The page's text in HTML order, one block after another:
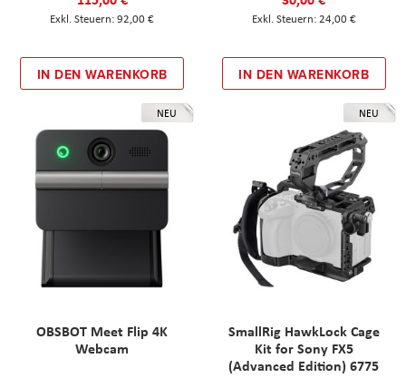
92,00 €
IN DEN WARENKORB
24,00 €
IN DEN WARENKORB
NEU
OBSBOT Meet Flip 4K
Webcam
NEU
SmallRig HawkLock Cage
Kit for Sony FX5
(Advanced Edition) 6775